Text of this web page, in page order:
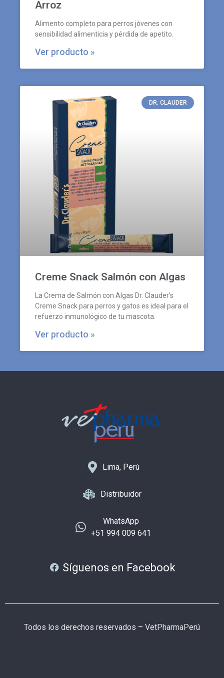
Arroz
Alimento completo para perros jóvenes con
sensibilidad alimenticia y pérdida de apetito.
Ver producto »
DR. CLAUDER
Creme Snack Salmón con Algas
La Crema de Salmón con Algas Dr. Clauder’s
Creme Snack para perros y gatos es ideal para el
refuerzo inmunológico de tu mascota.
Ver producto »
Lima, Perú
Distribuidor
WhatsApp
+51 994 009 641
Síguenos en Facebook
Todos los derechos reservados – VetPharmaPerú